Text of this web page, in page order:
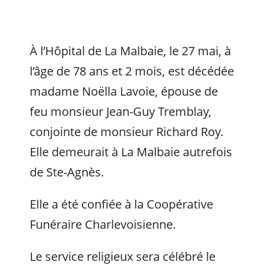
À l’Hôpital de La Malbaie, le 27 mai, à
l’âge de 78 ans et 2 mois, est décédée
madame Noëlla Lavoie, épouse de
feu monsieur Jean-Guy Tremblay,
conjointe de monsieur Richard Roy.
Elle demeurait à La Malbaie autrefois
de Ste-Agnès.
Elle a été confiée à la Coopérative
Funéraire Charlevoisienne.
Le service religieux sera célébré le